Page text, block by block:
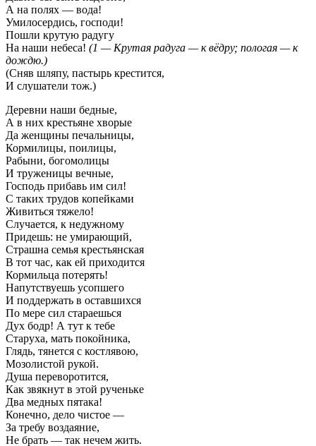
А на полях — вода!
Умилосердись, господи!
Пошли крутую радугу
На наши небеса! (1 — Крутая радуга — к вёдру; пологая — к
дождю.)
(Сняв шляпу, пастырь крестится,
И слушатели тож.)
Деревни наши бедные,
А в них крестьяне хворые
Да женщины печальницы,
Кормилицы, поилицы,
Рабыни, богомолицы
И труженицы вечные,
Господь прибавь им сил!
С таких трудов копейками
Живиться тяжело!
Случается, к недужному
Придешь: не умирающий,
Страшна семья крестьянская
В тот час, как ей приходится
Кормильца потерять!
Напутствуешь усопшего
И поддержать в оставшихся
По мере сил стараешься
Дух бодр! А тут к тебе
Старуха, мать покойника,
Глядь, тянется с костлявою,
Мозолистой рукой.
Душа переворотится,
Как звякнут в этой рученьке
Два медных пятака!
Конечно, дело чистое —
За требу воздаяние,
Не брать — так нечем жить.